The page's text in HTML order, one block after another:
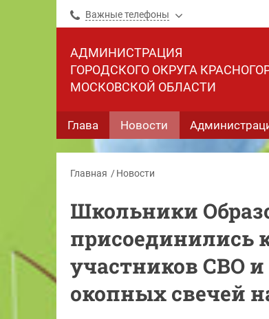
Важные телефоны
АДМИНИСТРАЦИЯ
ГОРОДСКОГО ОКРУГА
МОСКОВСКОЙ ОБЛАСТИ
Глава Новости
Главная Новости
Школьники
присоединились
участников СВО
окопных свечей